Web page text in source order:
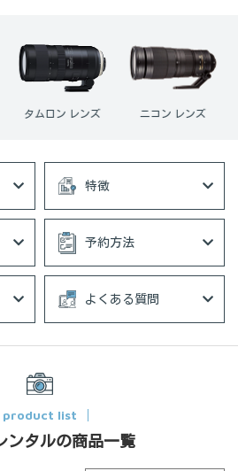
ニコン レンズ 単焦点レンズ
特徴
予約方法
よくある質問
product list
ンタルの商品一覧